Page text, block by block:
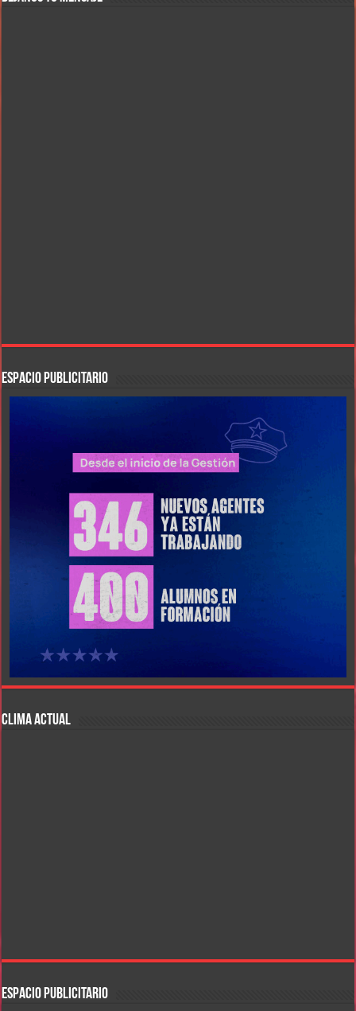
ESPACIO PUBLICITARIO
CLIMA ACTUAL
ESPACIO PUBLICITARIO